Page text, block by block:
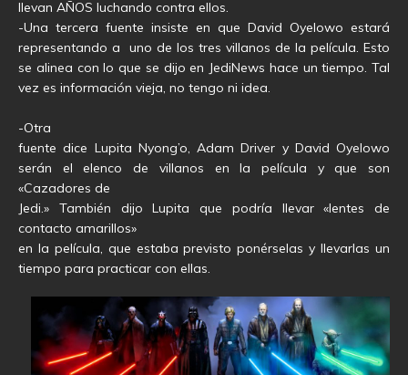
llevan AÑOS luchando contra ellos.
-Una tercera fuente insiste en que David Oyelowo estará
representando a uno de los tres villanos de la película. Esto
se alinea con lo que se dijo en JediNews hace un tiempo. Tal
vez es información vieja, no tengo ni idea.
-Otra
fuente dice Lupita Nyong’o, Adam Driver y David Oyelowo
serán el elenco de villanos en la película y que son
«Cazadores de
Jedi.» También dijo Lupita que podría llevar «lentes de
contacto amarillos»
en la película, que estaba previsto ponérselas y llevarlas un
tiempo para practicar con ellas.